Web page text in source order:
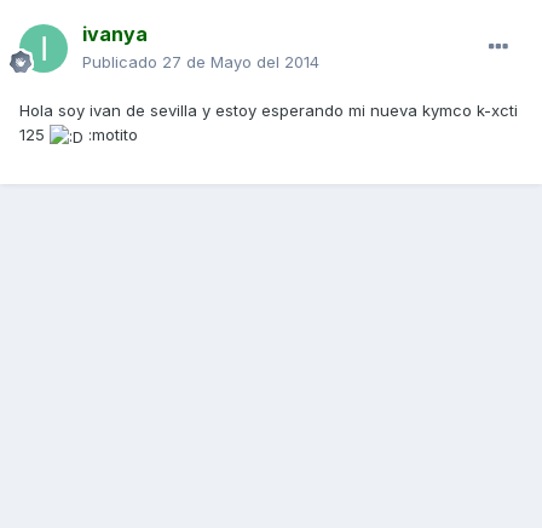
ivanya
Publicado 27 de Mayo del 2014
Hola soy ivan de sevilla y estoy esperando mi nueva kymco k-xcti
125
:motito